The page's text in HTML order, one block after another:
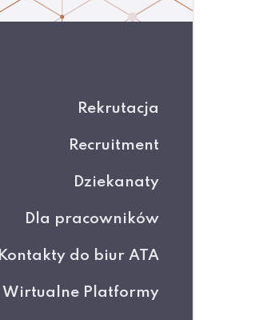
Rekrutacja
Recruitment
Dziekanaty
Dla pracowników
Kontakty do biur ATA
Wirtualne Platformy